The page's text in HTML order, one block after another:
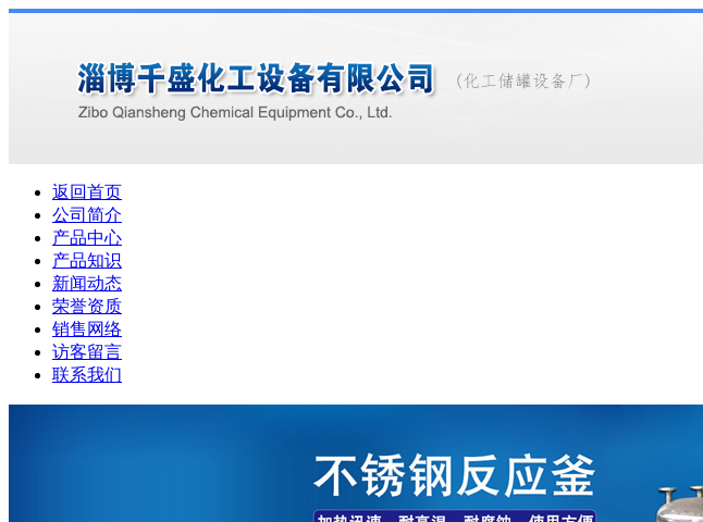
返回首页
公司简介
产品中心
产品知识
新闻动态
荣誉资质
销售网络
访客留言
联系我们